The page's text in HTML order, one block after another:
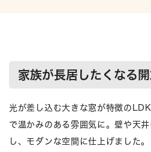
家族が長居したくなる
光が差し込む大きな窓が特徴の
で温かみのある雰囲気に。壁や天
し、モダンな空間に仕上げました。